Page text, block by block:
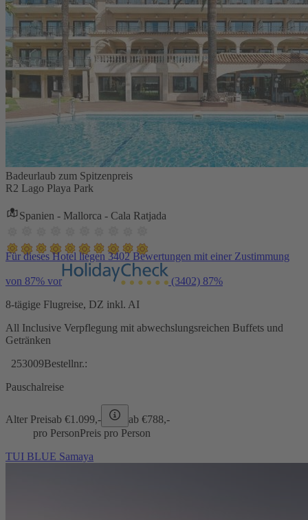
Badeurlaub zum Spitzenpreis
R2 Lago Playa Park
Spanien - Mallorca - Cala Ratjada
Für dieses Hotel liegen 3402 Bewertungen mit einer Zustimmung
von 87% vor (3402) 87%
8-tägige Flugreise, DZ inkl. AI
All Inclusive Verpflegung mit abwechslungsreichen Buffets und
Getränken
253009Bestellnr.:
Pauschalreise
Alter Preisab €1.099,- ab €788,-
pro PersonPreis pro Person
TUI BLUE Samaya